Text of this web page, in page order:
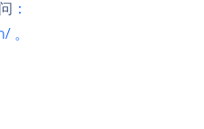
：
。